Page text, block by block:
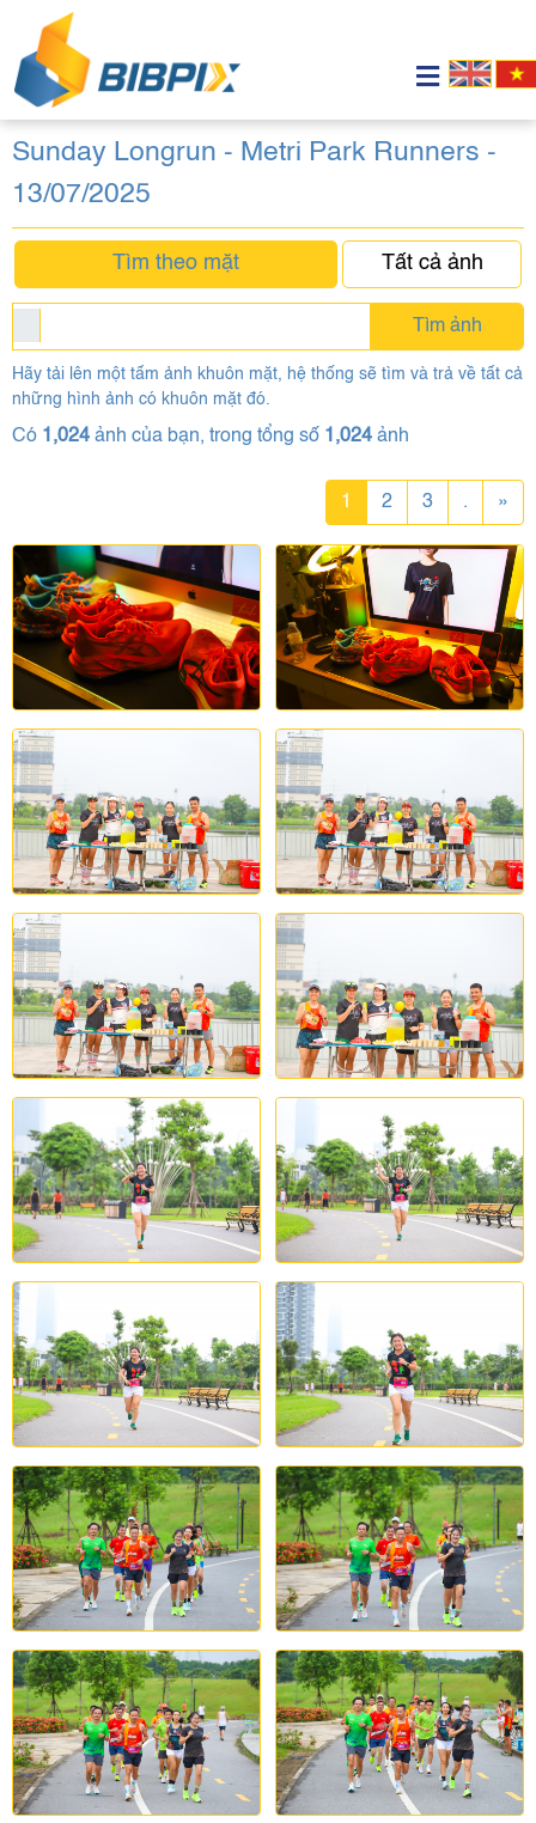
Sunday Longrun - Metri Park Runners -
13/07/2025
Tìm theo mặt Tất cả ảnh
Tìm ảnh
Hãy tải lên một tấm ảnh khuôn mặt, hệ thống sẽ tìm và trả về tất cả
những hình ảnh có khuôn mặt đó.
Có 1,024 ảnh của bạn, trong tổng số 1,024 ảnh
1 2 3 . »